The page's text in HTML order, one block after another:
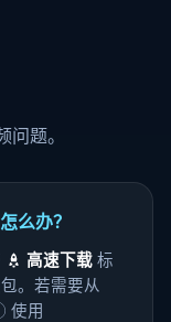
问题。
么办？
高速下载 标
。若需要从
使用